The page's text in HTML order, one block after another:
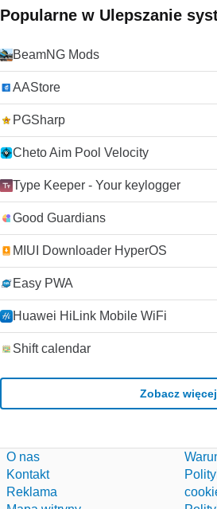
Popularne w Ulepszanie
BeamNG Mods
AAStore
PGSharp
Cheto Aim Pool Velocity
Type Keeper - Your keylogger
Good Guardians
MIUI Downloader HyperOS
Easy PWA
Huawei HiLink Mobile WiFi
Shift calendar
Zobacz więcej
O nas
Kontakt
Reklama